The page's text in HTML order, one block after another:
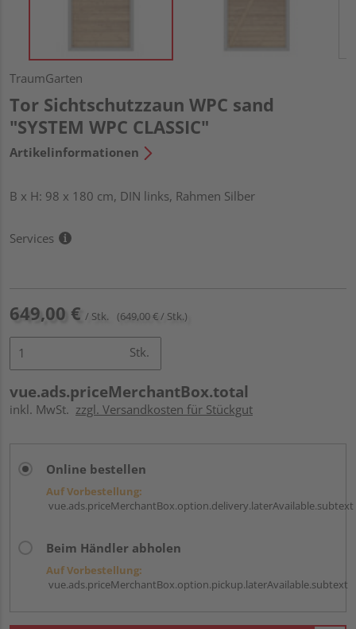
TraumGarten
Tor Sichtschutzzaun WPC sand
"SYSTEM WPC CLASSIC"
Artikelinformationen
B x H: 98 x 180 cm, DIN links, Rahmen Silber
Services
649,00 € / Stk. (649,00 € / Stk.)
Stk.
vue.ads.priceMerchantBox.total
inkl. MwSt. zzgl. Versandkosten für Stückgut
Online bestellen
Auf Vorbestellung:
vue.ads.priceMerchantBox.option.delivery.laterAvailable.subtext
Beim Händler abholen
Auf Vorbestellung:
vue.ads.priceMerchantBox.option.pickup.laterAvailable.subtext